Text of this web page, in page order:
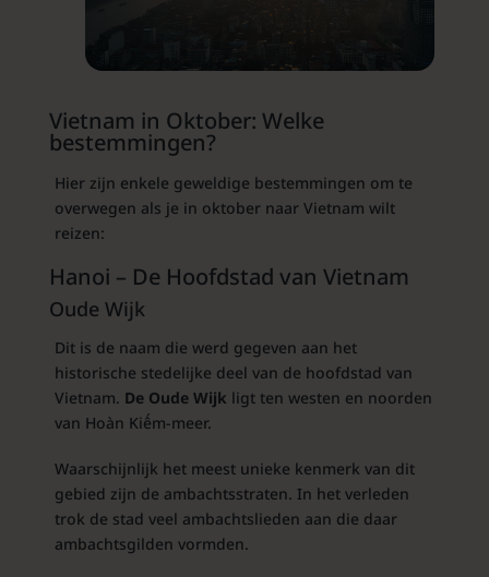
Vietnam in Oktober: Welke
bestemmingen?
Hier zijn enkele geweldige bestemmingen om te
overwegen als je in oktober naar Vietnam wilt
reizen:
Hanoi – De Hoofdstad van Vietnam
Oude Wijk
Dit is de naam die werd gegeven aan het
historische stedelijke deel van de hoofdstad van
Vietnam. De Oude Wijk ligt ten westen en noorden
van Hoàn Kiếm-meer.
Waarschijnlijk het meest unieke kenmerk van dit
gebied zijn de ambachtsstraten. In het verleden
trok de stad veel ambachtslieden aan die daar
ambachtsgilden vormden.